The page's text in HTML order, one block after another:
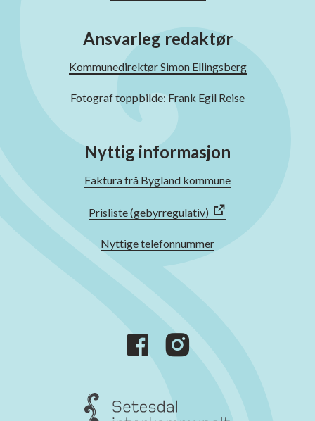
Ansvarleg redaktør
Kommunedirektør Simon Ellingsberg
Fotograf toppbilde: Frank Egil Reise
Nyttig informasjon
Faktura frå Bygland kommune
Prisliste (gebyrregulativ)
Nyttige telefonnummer